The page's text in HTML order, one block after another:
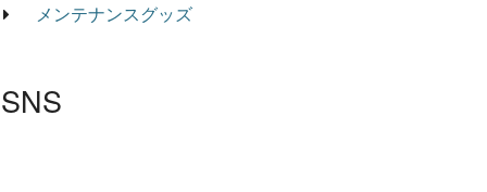
メンテナンスグッズ
SNS